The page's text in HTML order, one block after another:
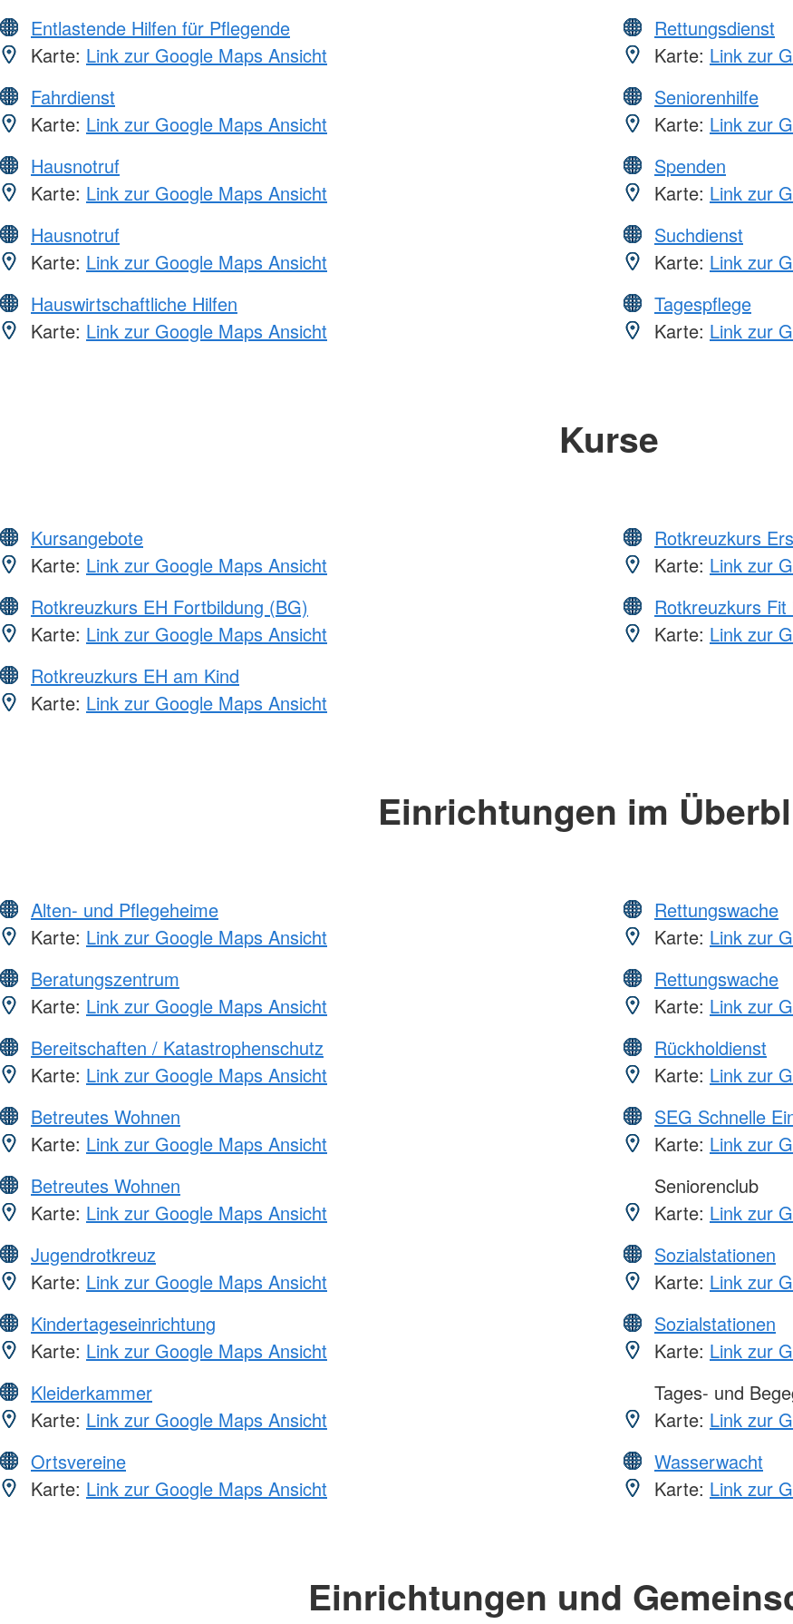
Entlastende Hilfen für Pflegende
Karte: Link zur Google Maps Ansicht
Fahrdienst
Karte: Link zur Google Maps Ansicht
Hausnotruf
Karte: Link zur Google Maps Ansicht
Hausnotruf
Karte: Link zur Google Maps Ansicht
Hauswirtschaftliche Hilfen
Karte: Link zur Google Maps Ansicht
Rettungsdienst
Karte: Link zur
Seniorenhilfe
Karte: Link zur
Spenden
Karte: Link zur
Suchdienst
Karte: Link zur
Tagespflege
Karte: Link zur
Kurse
Kursangebote
Karte: Link zur Google Maps Ansicht
Rotkreuzkurs EH Fortbildung (BG)
Karte: Link zur Google Maps Ansicht
Rotkreuzkurs EH am Kind
Karte: Link zur Google Maps Ansicht
Rotkreuzkurs
Karte: Link zur
Rotkreuzkurs Fit
Karte: Link zur
Einrichtungen im
Alten- und Pflegeheime
Karte: Link zur Google Maps Ansicht
Beratungszentrum
Karte: Link zur Google Maps Ansicht
Bereitschaften / Katastrophenschutz
Karte: Link zur Google Maps Ansicht
Betreutes Wohnen
Karte: Link zur Google Maps Ansicht
Betreutes Wohnen
Karte: Link zur Google Maps Ansicht
Jugendrotkreuz
Karte: Link zur Google Maps Ansicht
Kindertageseinrichtung
Karte: Link zur Google Maps Ansicht
Kleiderkammer
Karte: Link zur Google Maps Ansicht
Ortsvereine
Karte: Link zur Google Maps Ansicht
Rettungswache
Karte: Link zur
Rettungswache
Karte: Link zur
Rückholdienst
Karte: Link zur
SEG Schnelle
Karte: Link zur
Seniorenclub
Karte: Link zur
Sozialstationen
Karte: Link zur
Sozialstationen
Karte: Link zur
Tages- und
Karte: Link zur
Wasserwacht
Karte: Link zur
Einrichtungen und